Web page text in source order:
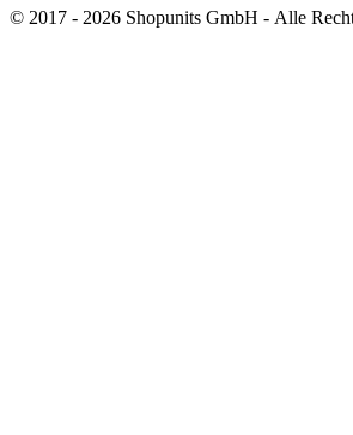
© 2017 - 2026 Shopunits GmbH - Alle